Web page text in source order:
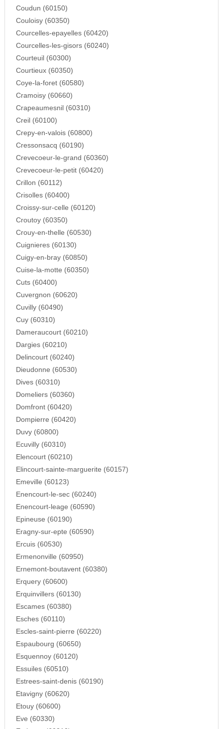
Coudun (60150)
Couloisy (60350)
Courcelles-epayelles (60420)
Courcelles-les-gisors (60240)
Courteuil (60300)
Courtieux (60350)
Coye-la-foret (60580)
Cramoisy (60660)
Crapeaumesnil (60310)
Creil (60100)
Crepy-en-valois (60800)
Cressonsacq (60190)
Crevecoeur-le-grand (60360)
Crevecoeur-le-petit (60420)
Crillon (60112)
Crisolles (60400)
Croissy-sur-celle (60120)
Croutoy (60350)
Crouy-en-thelle (60530)
Cuignieres (60130)
Cuigy-en-bray (60850)
Cuise-la-motte (60350)
Cuts (60400)
Cuvergnon (60620)
Cuvilly (60490)
Cuy (60310)
Dameraucourt (60210)
Dargies (60210)
Delincourt (60240)
Dieudonne (60530)
Dives (60310)
Domeliers (60360)
Domfront (60420)
Dompierre (60420)
Duvy (60800)
Ecuvilly (60310)
Elencourt (60210)
Elincourt-sainte-marguerite (60157)
Emeville (60123)
Enencourt-le-sec (60240)
Enencourt-leage (60590)
Epineuse (60190)
Eragny-sur-epte (60590)
Ercuis (60530)
Ermenonville (60950)
Ernemont-boutavent (60380)
Erquery (60600)
Erquinvillers (60130)
Escames (60380)
Esches (60110)
Escles-saint-pierre (60220)
Espaubourg (60650)
Esquennoy (60120)
Essuiles (60510)
Estrees-saint-denis (60190)
Etavigny (60620)
Etouy (60600)
Eve (60330)